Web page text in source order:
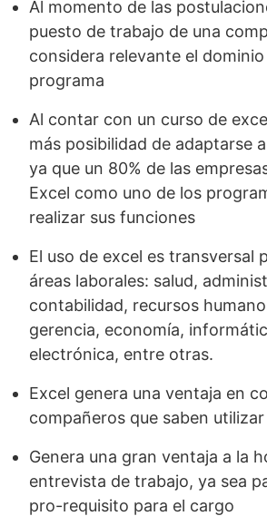
Al momento de las
puesto de trabajo de una
considera relevante el
programa
Al contar con un curso de
más posibilidad de adaptarse
ya que un 80% de las
Excel como uno de los
realizar sus funciones
El uso de excel es transversal
áreas laborales: salud,
contabilidad, recursos
gerencia, economía,
electrónica, entre otras.
Excel genera una ventaja en
compañeros que saben
Genera una gran ventaja a la
entrevista de trabajo, ya sea
pro-requisito para el cargo